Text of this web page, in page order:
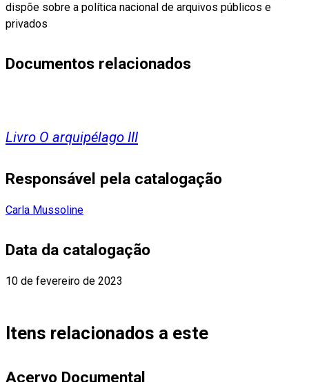
dispõe sobre a política nacional de arquivos públicos e
privados
Documentos relacionados
Livro O arquipélago III
Responsável pela catalogação
Carla Mussoline
Data da catalogação
10 de fevereiro de 2023
Itens relacionados a este
Acervo Documental